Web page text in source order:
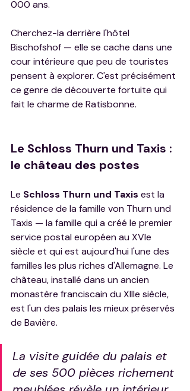
000 ans.
Cherchez-la derrière l'hôtel
Bischofshof — elle se cache dans une
cour intérieure que peu de touristes
pensent à explorer. C'est précisément
ce genre de découverte fortuite qui
fait le charme de Ratisbonne.
Le Schloss Thurn und Taxis :
le château des postes
Le Schloss Thurn und Taxis est la
résidence de la famille von Thurn und
Taxis — la famille qui a créé le premier
service postal européen au XVIe
siècle et qui est aujourd'hui l'une des
familles les plus riches d'Allemagne. Le
château, installé dans un ancien
monastère franciscain du XIIIe siècle,
est l'un des palais les mieux préservés
de Bavière.
La visite guidée du palais et
de ses 500 pièces richement